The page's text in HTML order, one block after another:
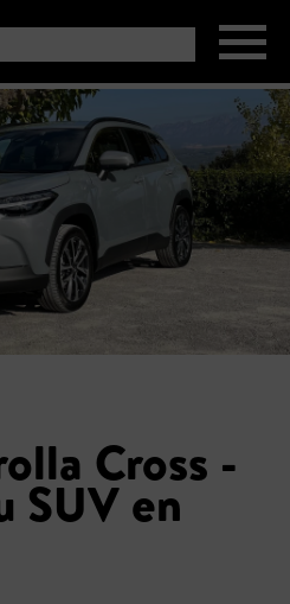
Cross -
SUV en